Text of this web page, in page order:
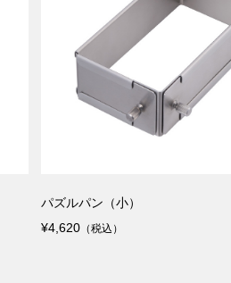
パズルパン（小）
¥4,620（税込）